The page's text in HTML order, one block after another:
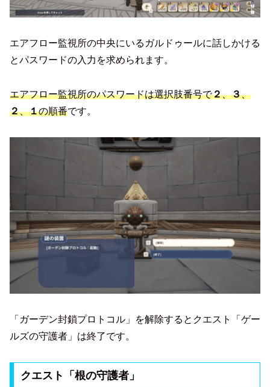
エアフロー監視所の中央にいるガルドゥールに話しかける
とパスワードの入力を求められます。
エアフロー監視所のパスワードは選択肢番号で２、３、
２、１の順番です。
「ガーデン封鎖プロトコル」を解除するとクエスト「ゲー
ルズの守護者」は終了です。
クエスト「根の守護者」